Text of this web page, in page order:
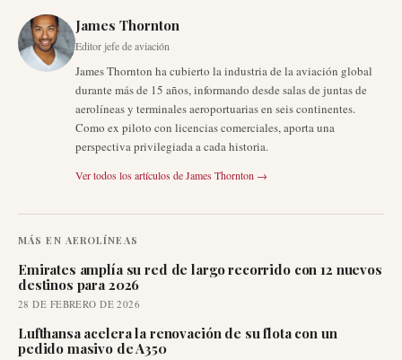
James Thornton
Editor jefe de aviación
James Thornton ha cubierto la industria de la aviación global
durante más de 15 años, informando desde salas de juntas de
aerolíneas y terminales aeroportuarias en seis continentes.
Como ex piloto con licencias comerciales, aporta una
perspectiva privilegiada a cada historia.
Ver todos los artículos deJames Thornton →
MÁS EN AEROLÍNEAS
Emirates amplía su red de largo recorrido con 12 nuevos
destinos para 2026
28 DE FEBRERO DE 2026
Lufthansa acelera la renovación de su flota con un
pedido masivo de A350